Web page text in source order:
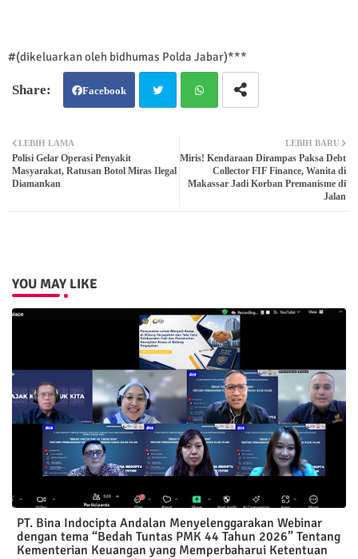
#(dikeluarkan oleh bidhumas Polda Jabar)***
Facebook
atsa
LEBIH BARU
Miris! Kendaraan Dirampas Paksa Debt
Collector FIF Finance, Wanita di
Makassar Jadi Korban Premanisme di
Jalan
LEBIH LAMA
Polisi Gelar Operasi Penyakit
Masyarakat, Ratusan Botol Miras Ilegal
Diamankan
YOU MAY LIKE
PT. Bina Indocipta Andalan Menyelenggarakan Webinar
dengan tema “Bedah Tuntas PMK 44 Tahun 2026” Tentang
Kementerian Keuangan yang Memperbaharui Ketentuan